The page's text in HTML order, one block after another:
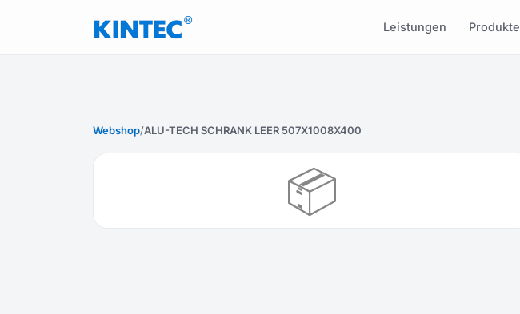
Leistungen Produkte
Webshop/ALU-TECH SCHRANK LEER 507X1008X400
📦